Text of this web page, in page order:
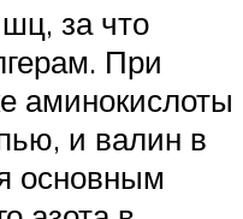
за что
При
аминокислоты
и валин в
основным